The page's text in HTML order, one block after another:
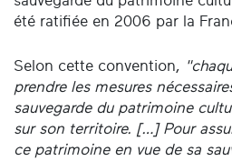
été ratifiée en 2006 par la
Selon cette convention,
prendre les mesures
sauvegarde du patrimoine
sur son territoire. […] Pour
ce patrimoine en vue de sa